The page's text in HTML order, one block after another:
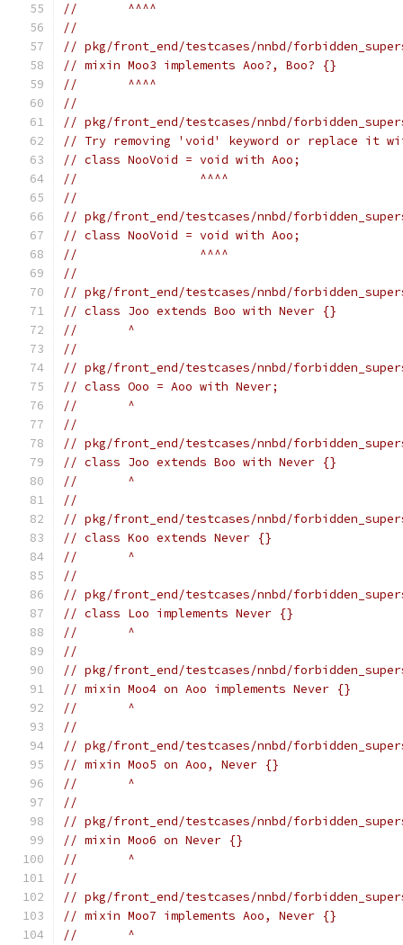
//       ^^^^
//
// pkg/front_end/testcases/nnbd/
// mixin Moo3 implements Aoo?, Boo? {}
//       ^^^^
//
// pkg/front_end/testcases/nnbd/
// Try removing 'void' keyword or replace
// class NooVoid = void with Aoo;
//                 ^^^^
//
// pkg/front_end/testcases/nnbd/
// class NooVoid = void with Aoo;
//                 ^^^^
//
// pkg/front_end/testcases/nnbd/
// class Joo extends Boo with Never {}
//       ^
//
// pkg/front_end/testcases/nnbd/
// class Ooo = Aoo with Never;
//       ^
//
// pkg/front_end/testcases/nnbd/
// class Joo extends Boo with Never {}
//       ^
//
// pkg/front_end/testcases/nnbd/
// class Koo extends Never {}
//       ^
//
// pkg/front_end/testcases/nnbd/
// class Loo implements Never {}
//       ^
//
// pkg/front_end/testcases/nnbd/
// mixin Moo4 on Aoo implements Never {}
//       ^
//
// pkg/front_end/testcases/nnbd/
// mixin Moo5 on Aoo, Never {}
//       ^
//
// pkg/front_end/testcases/nnbd/
// mixin Moo6 on Never {}
//       ^
//
// pkg/front_end/testcases/nnbd/
// mixin Moo7 implements Aoo, Never {}
//       ^